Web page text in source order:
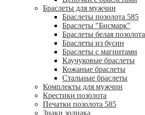
Браслеты для мужчин
Браслеты позолота 585
Браслеты "Бисмарк"
Браслеты белая позолота
Браслеты из бусин
Браслеты с магнитами
Каучуковые браслеты
Кожаные браслеты
Стальные браслеты
Комплекты для мужчин
Крестики позолота
Печатки позолота 585
Знаки зодиака